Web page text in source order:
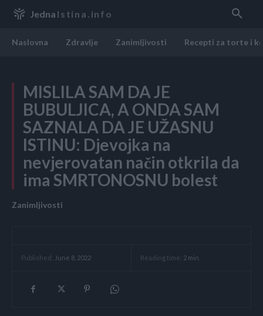
Jedna Istina.info
Naslovna Zdravlje Zanimljivosti Recepti za torte i
MISLILA SAM DA JE
BUBULJICA, A ONDA SAM
SAZNALA DA JE UŽASNU
ISTINU: Djevojka na
nevjerovatan način otkrila da
ima SMRTONOSNU bolest
Zanimljivosti
Published: June 8, 2022 Reading time: 2 min.